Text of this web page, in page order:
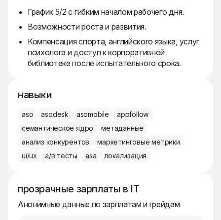
График 5/2 с гибким началом рабочего дня.
Возможности роста и развития.
Компенсация спорта, английского языка, услуг
психолога и доступ к корпоративной
библиотеке после испытательного срока.
навыки
aso asodesk asomobile
appfollow
семантическое ядро
метаданные
анализ конкурентов
маркетинговые метрики
ui/ux
а/в тесты asa локализация
прозрачные зарплаты в IT
Анонимные данные по зарплатам и грейдам